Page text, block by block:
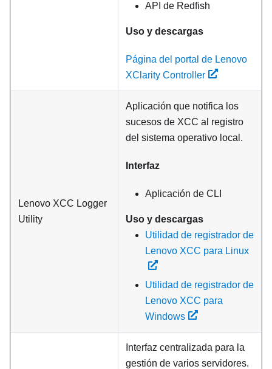
API de Redfish
Uso y descargas
Página del portal de Lenovo
XClarity Controller
Lenovo XCC Logger
Utility
Aplicación que notifica los
sucesos de XCC al registro
del sistema operativo local.
Interfaz
Aplicación de CLI
Uso y descargas
Utilidad de registrador de
Lenovo XCC para Linux
Utilidad de registrador de
Lenovo XCC para
Windows
Interfaz centralizada para la
gestión de varios servidores.